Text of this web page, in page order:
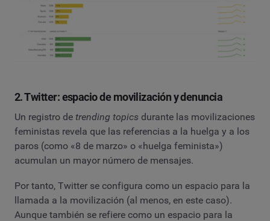
2. Twitter: espacio de movilización y denuncia
Un registro de trending topics durante las movilizaciones
feministas revela que las referencias a la huelga y a los
paros (como «8 de marzo» o «huelga feminista»)
acumulan un mayor número de mensajes.
Por tanto, Twitter se configura como un espacio para la
llamada a la movilización (al menos, en este caso).
Aunque también se refiere como un espacio para la